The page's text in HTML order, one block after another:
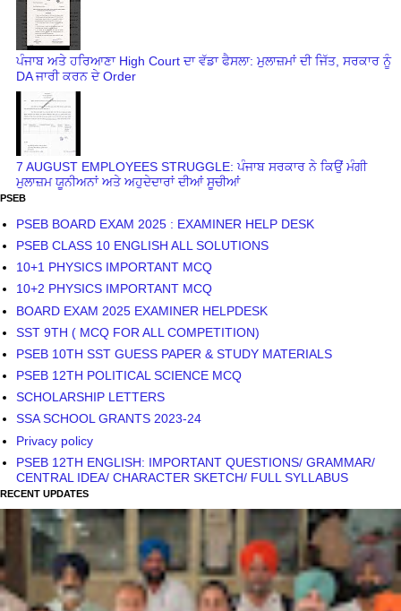
ਪੰਜਾਬ ਅਤੇ ਹਰਿਆਣਾ High Court ਦਾ ਵੱਡਾ ਫੈਸਲਾ: ਮੁਲਾਜ਼ਮਾਂ ਦੀ ਜਿੱਤ, ਸਰਕਾਰ ਨੂੰ
DA ਜਾਰੀ ਕਰਨ ਦੇ Order
7 AUGUST EMPLOYEES STRUGGLE: ਪੰਜਾਬ ਸਰਕਾਰ ਨੇ ਕਿਉਂ ਮੰਗੀ
ਮੁਲਾਜ਼ਮ ਯੂਨੀਅਨਾਂ ਅਤੇ ਅਹੁਦੇਦਾਰਾਂ ਦੀਆਂ ਸੂਚੀਆਂ
PSEB
PSEB BOARD EXAM 2025 : EXAMINER HELP DESK
PSEB CLASS 10 ENGLISH ALL SOLUTIONS
10+1 PHYSICS IMPORTANT MCQ
10+2 PHYSICS IMPORTANT MCQ
BOARD EXAM 2025 EXAMINER HELPDESK
SST 9TH ( MCQ FOR ALL COMPETITION)
PSEB 10TH SST GUESS PAPER & STUDY MATERIALS
PSEB 12TH POLITICAL SCIENCE MCQ
SCHOLARSHIP LETTERS
SSA SCHOOL GRANTS 2023-24
Privacy policy
PSEB 12TH ENGLISH: IMPORTANT QUESTIONS/ GRAMMAR/
CENTRAL IDEA/ CHARACTER SKETCH/ FULL SYLLABUS
RECENT UPDATES